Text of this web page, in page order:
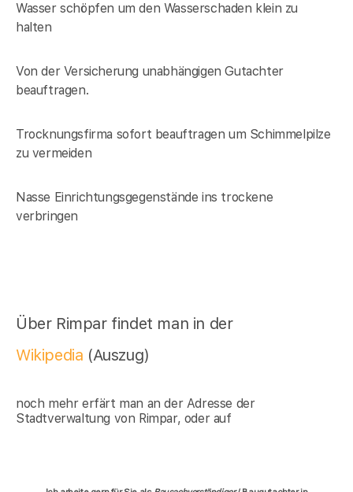
Wasser schöpfen um den Wasserschaden klein zu
halten
Von der Versicherung unabhängigen Gutachter
beauftragen.
Trocknungsfirma sofort beauftragen um Schimmelpilze
zu vermeiden
Nasse Einrichtungsgegenstände ins trockene
verbringen
Über Rimpar findet man in der
Wikipedia (Auszug)
noch mehr erfärt man an der Adresse der
Stadtverwaltung von Rimpar, oder auf